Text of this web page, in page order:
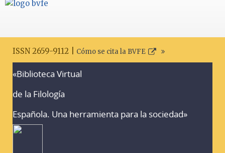
ISSN 2659-9112 | Cómo se cita la BVFE
«Biblioteca Virtual
de la Filología
Española. Una herramienta para la sociedad»